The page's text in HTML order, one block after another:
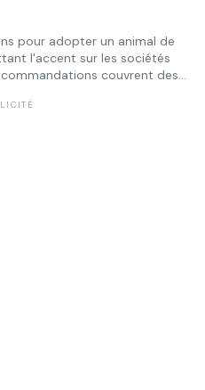
pour adopter un animal de
l'accent sur les sociétés
couvrent des